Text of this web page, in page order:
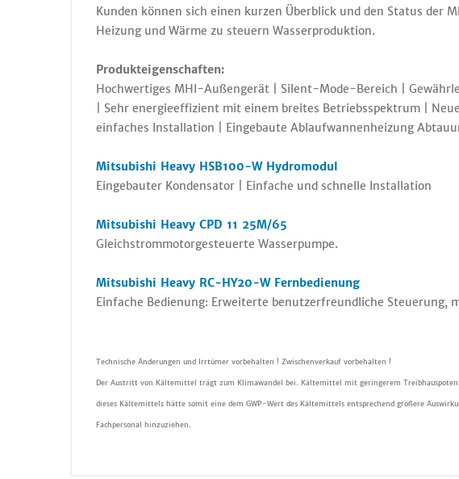
Kunden können sich einen kurzen Überblick und den Status der
Heizung und Wärme zu steuern Wasserproduktion.
Produkteigenschaften:
Hochwertiges MHI-Außengerät | Silent-Mode-Bereich |
| Sehr energieeffizient mit einem breites Betriebsspektrum |
einfaches Installation | Eingebaute Ablaufwannenheizung
Mitsubishi Heavy HSB100-W Hydromodul
Eingebauter Kondensator | Einfache und schnelle Installation
Mitsubishi Heavy CPD 11 25M/65
Gleichstrommotorgesteuerte Wasserpumpe.
Mitsubishi Heavy RC-HY20-W Fernbedienung
Einfache Bedienung: Erweiterte benutzerfreundliche Steuerung,
Technische Änderungen und Irrtümer vorbehalten ! Zwischenverkauf vorbehalten !
Der Austritt von Kältemittel trägt zum Klimawandel bei. Kältemittel mit geringerem
dieses Kältemittels hätte somit eine dem GWP-Wert des Kältemittels entsprechend größere
Fachpersonal hinzuziehen.